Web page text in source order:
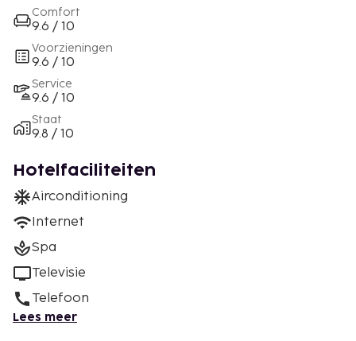
Comfort
9.6 / 10
Voorzieningen
9.6 / 10
Service
9.6 / 10
Staat
9.8 / 10
Hotelfaciliteiten
Airconditioning
Internet
Spa
Televisie
Telefoon
Lees meer